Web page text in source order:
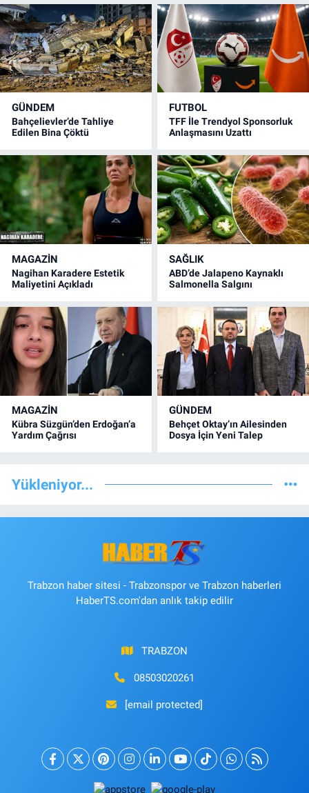
GÜNDEM
Bahçelievler’de Tahliye
Edilen Bina Çöktü
FUTBOL
TFF İle Trendyol Sponsorluk
Anlaşmasını Uzattı
MAGAZİN
Nagihan Karadere Estetik
Maliyetini Açıkladı
SAĞLIK
ABD’de Jalapeno Kaynaklı
Salmonella Salgını
MAGAZİN
Kübra Süzgün’den Erdoğan’a
Yardım Çağrısı
GÜNDEM
Behçet Oktay’ın Ailesinden
Dosya İçin Yeni Talep
Yükleniyor...
Trabzon haber sitesi - Trabzonspor ve Trabzon haberleri
HaberTS.com'dan anlık takip edilir
TRABZON
08503020261
[email protected]